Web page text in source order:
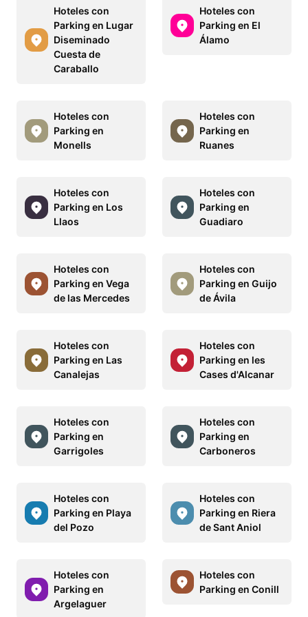
Hoteles con
Parking en Lugar
Diseminado
Cuesta de
Caraballo
Hoteles con
Parking en El
Álamo
Hoteles con
Parking en
Monells
Hoteles con
Parking en
Ruanes
Hoteles con
Parking en Los
Llaos
Hoteles con
Parking en
Guadiaro
Hoteles con
Parking en Vega
de las Mercedes
Hoteles con
Parking en Guijo
de Ávila
Hoteles con
Parking en Las
Canalejas
Hoteles con
Parking en les
Cases d'Alcanar
Hoteles con
Parking en
Garrigoles
Hoteles con
Parking en
Carboneros
Hoteles con
Parking en Playa
del Pozo
Hoteles con
Parking en Riera
de Sant Aniol
Hoteles con
Parking en
Argelaguer
Hoteles con
Parking en Conill